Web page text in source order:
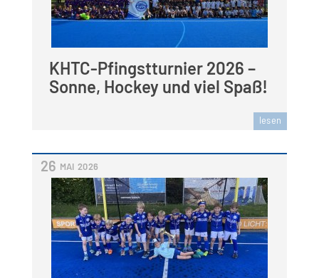
KHTC-Pfingstturnier 2026 –
Sonne, Hockey und viel Spaß!
lesen
26 MAI 2026